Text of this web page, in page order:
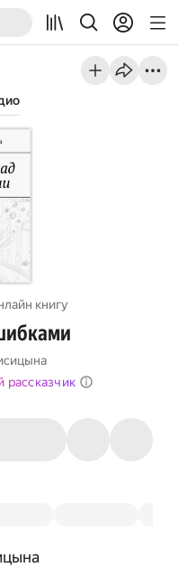
книгу